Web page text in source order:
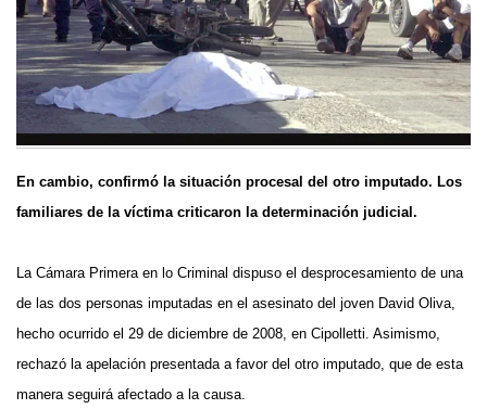
En cambio, confirmó la situación procesal del otro imputado. Los
familiares de la víctima criticaron la determinación judicial.
La Cámara Primera en lo Criminal dispuso el desprocesamiento de una
de las dos personas imputadas en el asesinato del joven David Oliva,
hecho ocurrido el 29 de diciembre de 2008, en Cipolletti. Asimismo,
rechazó la apelación presentada a favor del otro imputado, que de esta
manera seguirá afectado a la causa.